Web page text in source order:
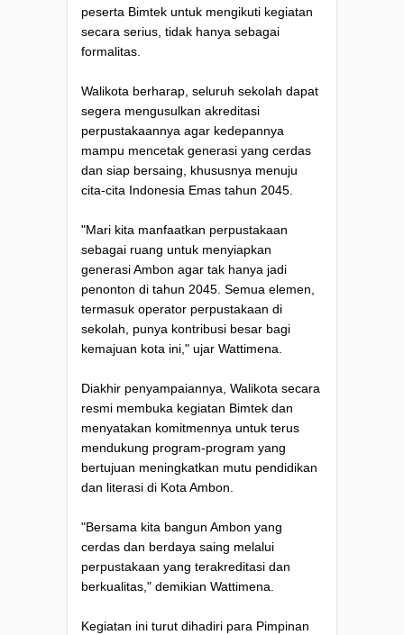
peserta Bimtek untuk mengikuti kegiatan
secara serius, tidak hanya sebagai
formalitas.
Walikota berharap, seluruh sekolah dapat
segera mengusulkan akreditasi
perpustakaannya agar kedepannya
mampu mencetak generasi yang cerdas
dan siap bersaing, khususnya menuju
cita-cita Indonesia Emas tahun 2045.
"Mari kita manfaatkan perpustakaan
sebagai ruang untuk menyiapkan
generasi Ambon agar tak hanya jadi
penonton di tahun 2045. Semua elemen,
termasuk operator perpustakaan di
sekolah, punya kontribusi besar bagi
kemajuan kota ini," ujar Wattimena.
Diakhir penyampaiannya, Walikota secara
resmi membuka kegiatan Bimtek dan
menyatakan komitmennya untuk terus
mendukung program-program yang
bertujuan meningkatkan mutu pendidikan
dan literasi di Kota Ambon.
"Bersama kita bangun Ambon yang
cerdas dan berdaya saing melalui
perpustakaan yang terakreditasi dan
berkualitas," demikian Wattimena.
Kegiatan ini turut dihadiri para Pimpinan